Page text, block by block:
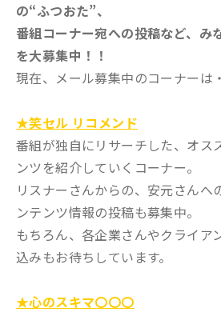
の“ふつおた”、
番組コーナー宛への投稿など、み
を大募集中！！
現在、メール募集中のコーナーは
★笑セル リコメンド
番組が独自にリサーチした、オス
ンツを紹介していくコーナー。
リスナーさんからの、安元さんへ
ンテンツ情報の投稿も募集中。
もちろん、各企業さんやクライア
込みもお待ちしています。
★心のスキマ〇〇〇